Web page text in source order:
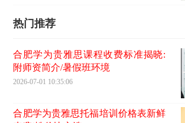
热门推荐
合肥学为贵雅思课程收费标准揭晓:
附师资简介/暑假班环境
2026-07-01 10:35:06
合肥学为贵雅思托福培训价格表新鲜